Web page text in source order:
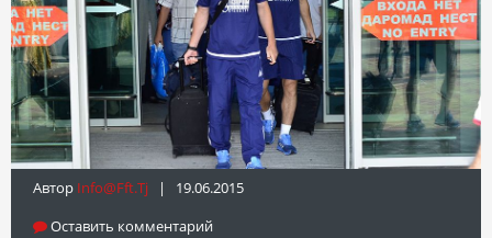
Автор Info@fft.tj | 19.06.2015
Оставить комментарий